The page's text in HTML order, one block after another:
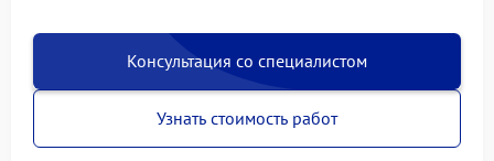
Консультация со специалистом
Узнать стоимость работ